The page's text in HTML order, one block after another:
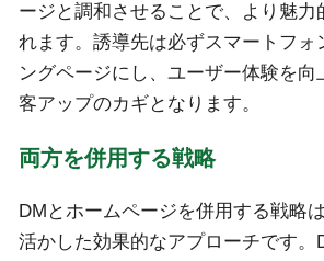
ージと調和させることで、より魅力
れます。誘導先は必ずスマートフォ
ングページにし、ユーザー体験を向
客アップのカギとなります。
両方を併用する戦略
DMとホームページを併用する戦略
活かした効果的なアプローチです。